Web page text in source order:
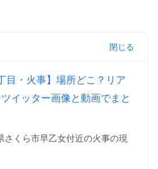
目・火事】場所どこ？リア
イッター画像と動画でまと
さくら市早乙女付近の火事の現